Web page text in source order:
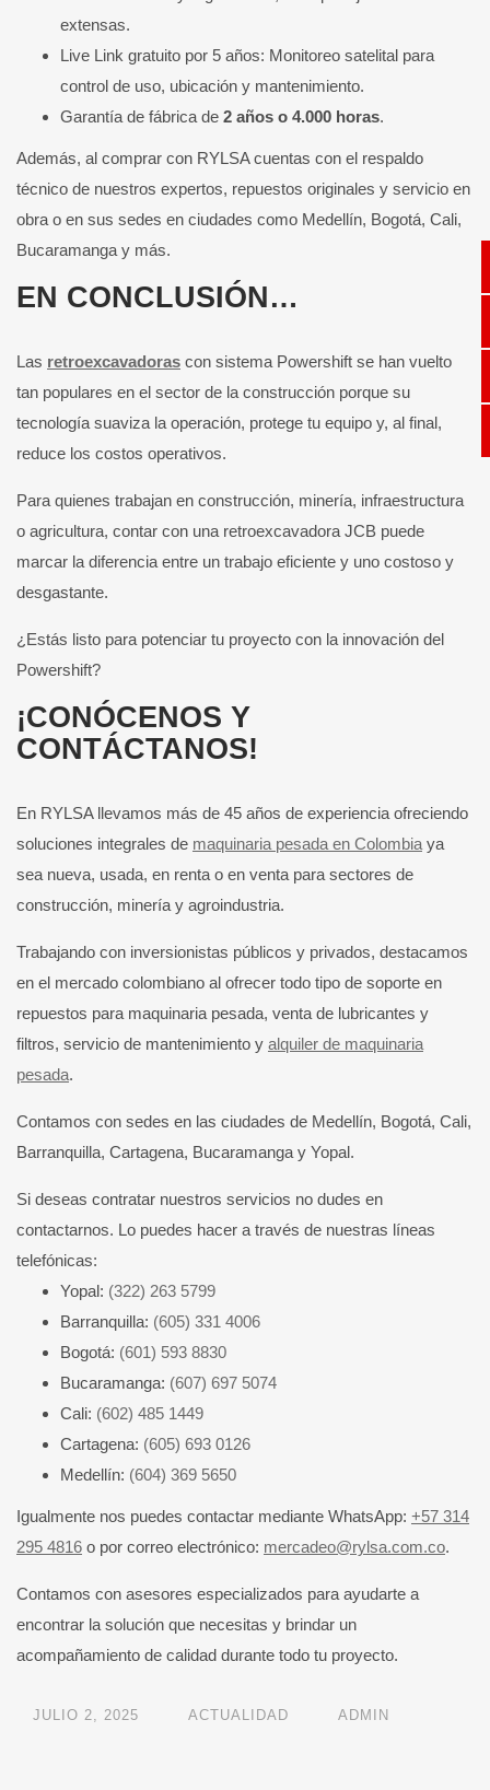
extensas.
Live Link gratuito por 5 años: Monitoreo satelital para
control de uso, ubicación y mantenimiento.
Garantía de fábrica de 2 años o 4.000 horas.
Además, al comprar con RYLSA cuentas con el respaldo
técnico de nuestros expertos, repuestos originales y servicio en
obra o en sus sedes en ciudades como Medellín, Bogotá, Cali,
Bucaramanga y más.
EN CONCLUSIÓN…
Las retroexcavadoras con sistema Powershift se han vuelto
tan populares en el sector de la construcción porque su
tecnología suaviza la operación, protege tu equipo y, al final,
reduce los costos operativos.
Para quienes trabajan en construcción, minería, infraestructura
o agricultura, contar con una retroexcavadora JCB puede
marcar la diferencia entre un trabajo eficiente y uno costoso y
desgastante.
¿Estás listo para potenciar tu proyecto con la innovación del
Powershift?
¡CONÓCENOS Y
CONTÁCTANOS!
En RYLSA llevamos más de 45 años de experiencia ofreciendo
soluciones integrales de maquinaria pesada en Colombia ya
sea nueva, usada, en renta o en venta para sectores de
construcción, minería y agroindustria.
Trabajando con inversionistas públicos y privados, destacamos
en el mercado colombiano al ofrecer todo tipo de soporte en
repuestos para maquinaria pesada, venta de lubricantes y
filtros, servicio de mantenimiento y alquiler de maquinaria
pesada.
Contamos con sedes en las ciudades de Medellín, Bogotá, Cali,
Barranquilla, Cartagena, Bucaramanga y Yopal.
Si deseas contratar nuestros servicios no dudes en
contactarnos. Lo puedes hacer a través de nuestras líneas
telefónicas:
Yopal: (322) 263 5799
Barranquilla: (605) 331 4006
Bogotá: (601) 593 8830
Bucaramanga: (607) 697 5074
Cali: (602) 485 1449
Cartagena: (605) 693 0126
Medellín: (604) 369 5650
Igualmente nos puedes contactar mediante WhatsApp: +57 314
295 4816 o por correo electrónico: mercadeo@rylsa.com.co.
Contamos con asesores especializados para ayudarte a
encontrar la solución que necesitas y brindar un
acompañamiento de calidad durante todo tu proyecto.
JULIO 2, 2025 ACTUALIDAD ADMIN